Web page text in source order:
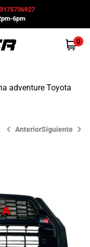
6pm
0
adventure Toyota
AnteriorSiguiente